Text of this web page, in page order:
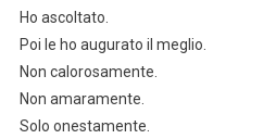
Ho ascoltato.
Poi le ho augurato il meglio.
Non calorosamente.
Non amaramente.
Solo onestamente.